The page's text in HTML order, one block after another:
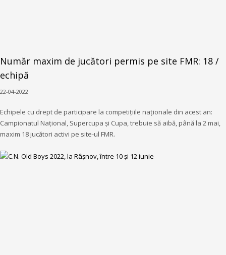
Număr maxim de jucători permis pe site FMR: 18 /
echipă
22-04-2022
Echipele cu drept de participare la competițiile naționale din acest an:
Campionatul Național, Supercupa și Cupa, trebuie să aibă, până la 2 mai,
maxim 18 jucători activi pe site-ul FMR.